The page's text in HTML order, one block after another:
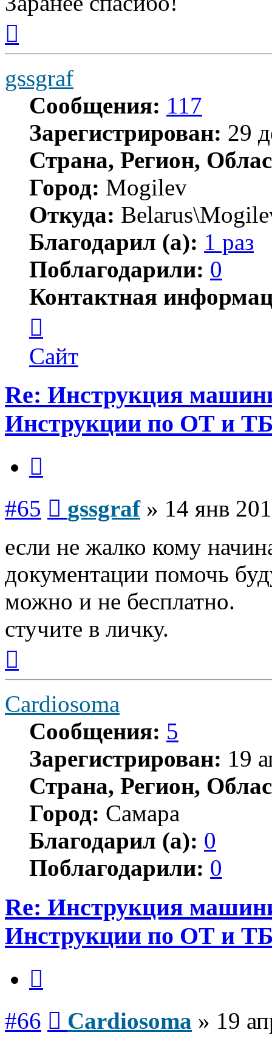
началу
gssgraf
Сообщения: 117
Зарегистрирован: 29
Страна, Регион,
Город: Mogilev
Откуда:
Благодарил (а): 1 раз
Поблагодарили: 0
Контактная
пользователя
gssgraf
Сайт
Re: Инструкция
Инструкции по ОТ и
#65 gssgraf» 14 янв
если не жалко кому
документации помочь
можно и не бесплатно.
стучите в личку.
началу
Cardiosoma
Сообщения: 5
Зарегистрирован: 19
Страна, Регион,
Город: Самара
Благодарил (а): 0
Поблагодарили: 0
Re: Инструкция
Инструкции по ОТ и
#66 Cardiosoma » 19